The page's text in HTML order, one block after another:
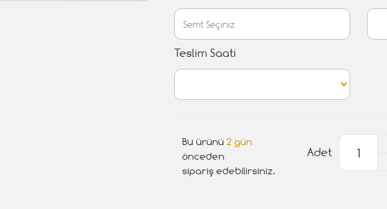
Teslim Saati
Bu ürünü 2 gün
önceden
sipariş edebilirsiniz.
Adet